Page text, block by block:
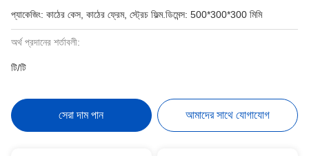
প্যাকেজিং: কাঠের কেস, কাঠের ফ্রেম, স্ট্রেচ ফিল্ম.ডিমেন্স: 500*300*300 মিমি
অর্থ প্রদানের শর্তাবলী:
টি/টি
সেরা দাম পান আমাদের সাথে যোগাযোগ